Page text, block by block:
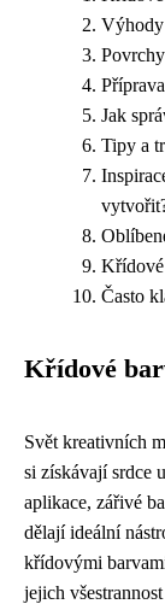
Jak
Tipy a
Často
Křídové
Svět kreativních
si získávají srdce
aplikace, zářivé
dělají ideální
křídovými
jejich